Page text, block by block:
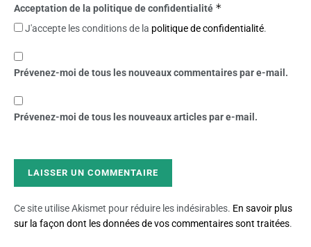
Acceptation de la politique de confidentialité *
J'accepte les conditions de la politique de confidentialité.
Prévenez-moi de tous les nouveaux commentaires par e-mail.
Prévenez-moi de tous les nouveaux articles par e-mail.
Ce site utilise Akismet pour réduire les indésirables. En savoir plus
sur la façon dont les données de vos commentaires sont traitées.